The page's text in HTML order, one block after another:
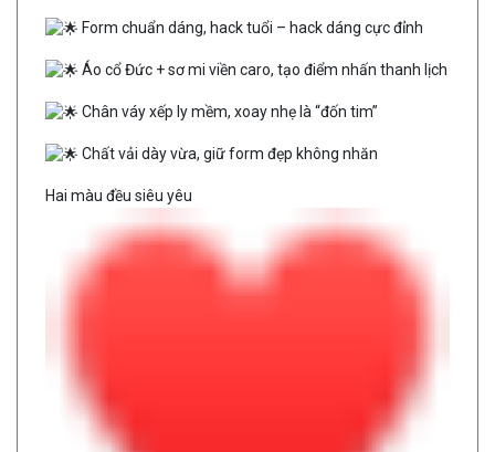
Form chuẩn dáng, hack tuổi – hack dáng cực đỉnh
Áo cổ Đức + sơ mi viền caro, tạo điểm nhấn thanh lịch
Chân váy xếp ly mềm, xoay nhẹ là “đốn tim”
Chất vải dày vừa, giữ form đẹp không nhăn
Hai màu đều siêu yêu